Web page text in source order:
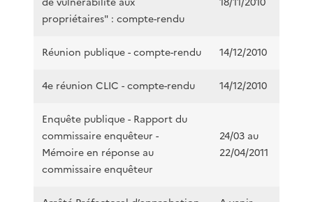
propriétaires" : compte-rendu
Réunion publique - compte-rendu 14/12/2010
4e réunion CLIC - compte-rendu 14/12/2010
Enquête publique - Rapport du
commissaire enquêteur -
Mémoire en réponse au
commissaire enquêteur
24/03 au
22/04/2011